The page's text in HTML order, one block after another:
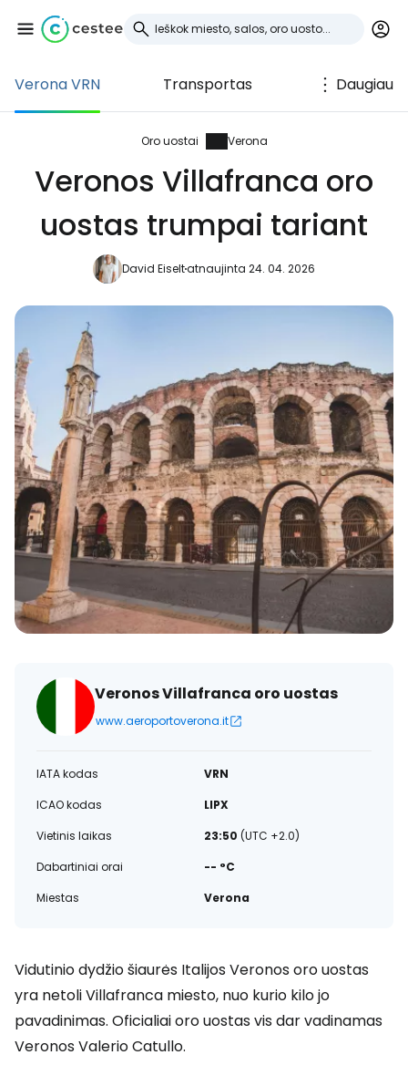
Verona VRN Transportas Daugiau
Oro uostai Verona
Veronos Villafranca oro
uostas trumpai tariant
David Eiseltatnaujinta 24. 04. 2026
Veronos Villafranca oro uostas
www.aeroportoverona.it
IATA kodas
VRN
ICAO kodas
LIPX
Vietinis laikas
23:50 (UTC +2.0)
Dabartiniai orai
-- °C
Miestas
Verona
Vidutinio dydžio šiaurės Italijos Veronos oro uostas
yra netoli Villafranca miesto, nuo kurio kilo jo
pavadinimas. Oficialiai oro uostas vis dar vadinamas
Veronos Valerio Catullo.
Prisijunkite prie
Cestee
... pasaulinė kelionių bendruomenė
Tęsti su Google
Tęsti el. paštu